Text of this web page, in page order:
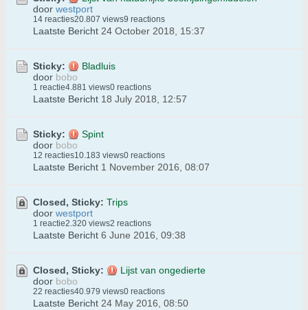
door westport
14 reacties20.807 views9 reactions
Laatste Bericht 24 October 2018, 15:37
Sticky:
Bladluis
door bobo
1 reactie4.881 views0 reactions
Laatste Bericht 18 July 2018, 12:57
Sticky:
Spint
door bobo
12 reacties10.183 views0 reactions
Laatste Bericht 1 November 2016, 08:07
Closed, Sticky: Trips
door westport
1 reactie2.320 views2 reactions
Laatste Bericht 6 June 2016, 09:38
Closed, Sticky:
Lijst van ongedierte
door bobo
22 reacties40.979 views0 reactions
Laatste Bericht 24 May 2016, 08:50